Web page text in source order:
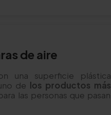
de aire
una superficie plástica
de los productos más
las personas que pasan